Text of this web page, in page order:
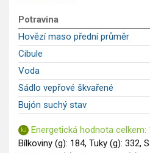
GLP-1 recepty
Potravina
Hovězí maso přední průměr
Cibule
Voda
Sádlo vepřové škvařené
Bujón suchý stav
Energetická hodnota celkem:
Bílkoviny (g): 184, Tuky (g): 332,